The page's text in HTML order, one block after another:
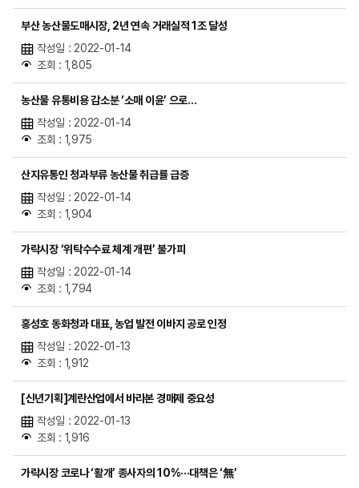
부산 농산물도매시장, 2년 연속 거래실적 1조 달성
작성일 : 2022-01-14
조회 : 1,805
농산물 유통비용 감소분 ‘소매 이윤’ 으로…
작성일 : 2022-01-14
조회 : 1,975
산지유통인 청과부류 농산물 취급률 급증
작성일 : 2022-01-14
조회 : 1,904
가락시장 ‘위탁수수료 체계 개편’ 불가피
작성일 : 2022-01-14
조회 : 1,794
홍성호 동화청과 대표, 농업 발전 이바지 공로 인정
작성일 : 2022-01-13
조회 : 1,912
[신년기획]계란산업에서 바라본 경매제 중요성
작성일 : 2022-01-13
조회 : 1,916
가락시장 코로나 ‘활개’ 종사자의 10%···대책은 ‘無’